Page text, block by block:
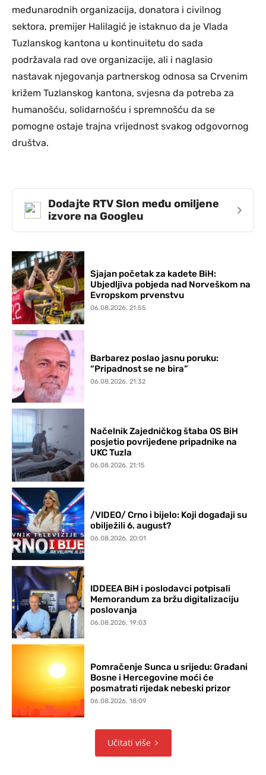
međunarodnih organizacija, donatora i civilnog
sektora, premijer Halilagić je istaknuo da je Vlada
Tuzlanskog kantona u kontinuitetu do sada
podržavala rad ove organizacije, ali i naglasio
nastavak njegovanja partnerskog odnosa sa Crvenim
križem Tuzlanskog kantona, svjesna da potreba za
humanošću, solidarnošću i spremnošću da se
pomogne ostaje trajna vrijednost svakog odgovornog
društva.
Dodajte RTV Slon među omiljene
izvore na Googleu
›
Sjajan početak za kadete BiH:
Ubjedljiva pobjeda nad Norveškom na
Evropskom prvenstvu
06.08.2026. 21:55
Barbarez poslao jasnu poruku:
“Pripadnost se ne bira”
06.08.2026. 21:32
Načelnik Zajedničkog štaba OS BiH
posjetio povrijeđene pripadnike na
UKC Tuzla
06.08.2026. 21:15
/VIDEO/ Crno i bijelo: Koji događaji su
obilježili 6. august?
06.08.2026. 20:01
IDDEEA BiH i poslodavci potpisali
Memorandum za bržu digitalizaciju
poslovanja
06.08.2026. 19:03
Pomračenje Sunca u srijedu: Građani
Bosne i Hercegovine moći će
posmatrati rijedak nebeski prizor
06.08.2026. 18:09
Učitati više